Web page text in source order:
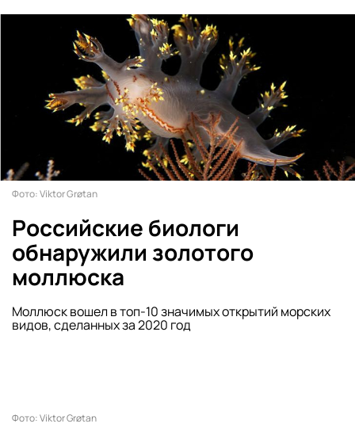
Фото: Viktor Grøtan
Российские биологи
обнаружили золотого
моллюска
Моллюск вошел в топ-10 значимых открытий морских
видов, сделанных за 2020 год
Фото: Viktor Grøtan